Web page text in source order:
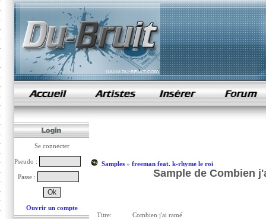
samples de rap
Se connecter
Pseudo :
Passe :
Ouvrir un compte
Samples» freeman feat. k-rhyme le roi
Sample de Combien
Titre: Combien j'ai ramé